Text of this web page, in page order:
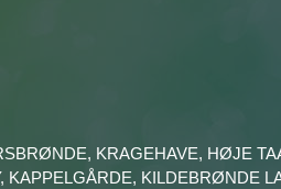
KRAGEHAVE, HØJE
KILDEBRØNDE